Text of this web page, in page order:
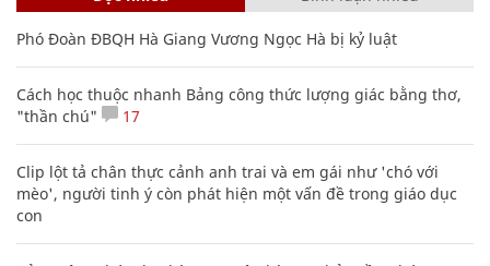
Phó Đoàn ĐBQH Hà Giang Vương Ngọc Hà bị kỷ luật
Cách học thuộc nhanh Bảng công thức lượng giác bằng thơ,
"thần chú"
17
Clip lột tả chân thực cảnh anh trai và em gái như 'chó với
mèo', người tinh ý còn phát hiện một vấn đề trong giáo dục
con